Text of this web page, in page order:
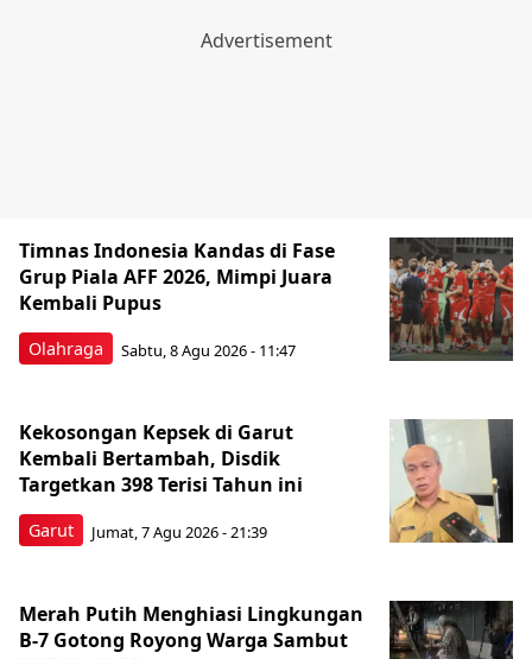
Olahraga
Timnas Indonesia Kandas di Fase
Grup Piala AFF 2026, Mimpi Juara
Kembali Pupus
Sabtu, 8 Agu 2026 - 11:47
Garut
Kekosongan Kepsek di Garut
Kembali Bertambah, Disdik
Targetkan 398 Terisi Tahun ini
Jumat, 7 Agu 2026 - 21:39
Merah Putih Menghiasi Lingkungan
B-7 Gotong Royong Warga Sambut